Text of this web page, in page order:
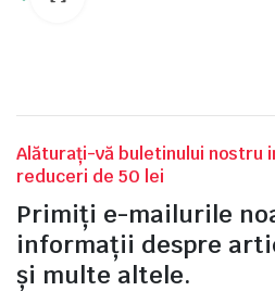
Alăturați-vă buletinului nostru
reduceri de 50 lei
Primiți e-mailurile
informații despre
și multe altele.